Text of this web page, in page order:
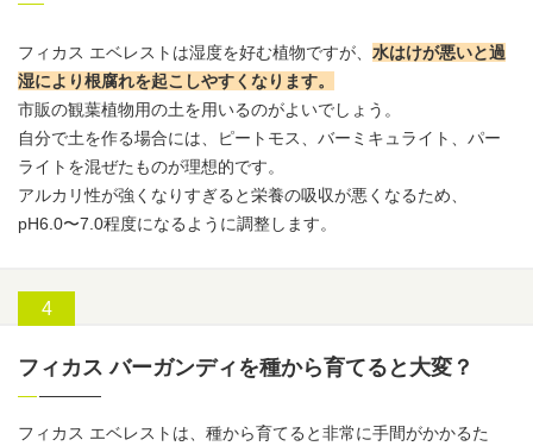
フィカス エベレストは湿度を好む植物ですが、 水はけが悪いと過
湿により根腐れを起こしやすくなります。
市販の観葉植物用の土を用いるのがよいでしょう。
自分で土を作る場合には、ピートモス、バーミキュライト、パー
ライトを混ぜたものが理想的です。
アルカリ性が強くなりすぎると栄養の吸収が悪くなるため、
pH6.0〜7.0程度になるように調整します。
フィカス バーガンディを種から育てると大変？
フィカス エベレストは、種から育てると非常に手間がかかるた